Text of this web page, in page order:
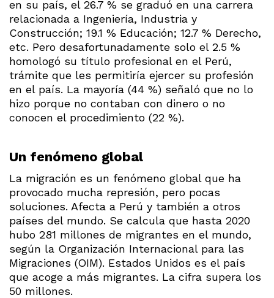
en su país, el 26.7 % se graduó en una carrera
relacionada a Ingeniería, Industria y
Construcción; 19.1 % Educación; 12.7 % Derecho,
etc. Pero desafortunadamente solo el 2.5 %
homologó su título profesional en el Perú,
trámite que les permitiría ejercer su profesión
en el país. La mayoría (44 %) señaló que no lo
hizo porque no contaban con dinero o no
conocen el procedimiento (22 %).
Un fenómeno global
La migración es un fenómeno global que ha
provocado mucha represión, pero pocas
soluciones. Afecta a Perú y también a otros
países del mundo. Se calcula que hasta 2020
hubo 281 millones de migrantes en el mundo,
según la Organización Internacional para las
Migraciones (OIM). Estados Unidos es el país
que acoge a más migrantes. La cifra supera los
50 millones.